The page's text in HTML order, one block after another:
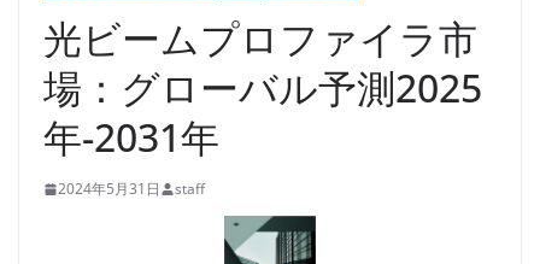
光ビームプロファイラ市
場：グローバル予測2025
年-2031年
2024年5月31日 staff